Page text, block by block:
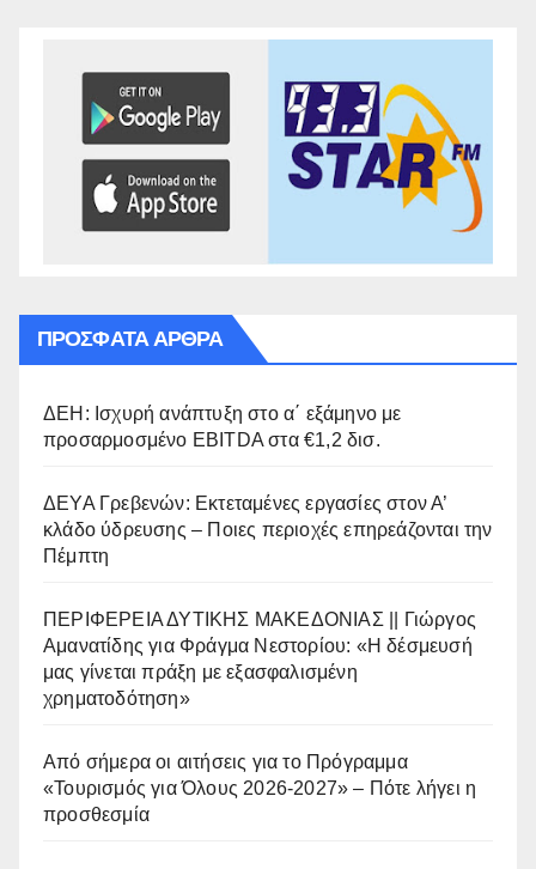
ΠΡΌΣΦΑΤΑ ΆΡΘΡΑ
ΔΕΗ: Ισχυρή ανάπτυξη στο α΄ εξάμηνο με
προσαρμοσμένο EBITDA στα €1,2 δισ.
ΔΕΥΑ Γρεβενών: Εκτεταμένες εργασίες στον Α’
κλάδο ύδρευσης – Ποιες περιοχές επηρεάζονται την
Πέμπτη
ΠΕΡΙΦΕΡΕΙΑ ΔΥΤΙΚΗΣ ΜΑΚΕΔΟΝΙΑΣ || Γιώργος
Αμανατίδης για Φράγμα Νεστορίου: «Η δέσμευσή
μας γίνεται πράξη με εξασφαλισμένη
χρηματοδότηση»
Από σήμερα οι αιτήσεις για το Πρόγραμμα
«Τουρισμός για Όλους 2026-2027» – Πότε λήγει η
προσθεσμία